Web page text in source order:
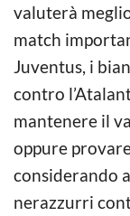
valuterà
match
Juventus, i
contro
mantenere il
oppure
considerando
nerazzurri